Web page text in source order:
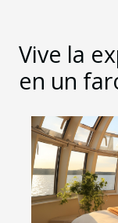
Vive la
en un